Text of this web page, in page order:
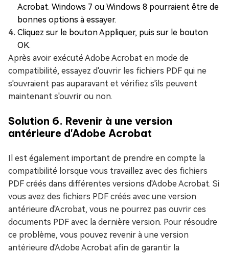
Acrobat. Windows 7 ou Windows 8 pourraient être de
bonnes options à essayer.
Cliquez sur le bouton Appliquer, puis sur le bouton
OK.
Après avoir exécuté Adobe Acrobat en mode de
compatibilité, essayez d'ouvrir les fichiers PDF qui ne
s'ouvraient pas auparavant et vérifiez s'ils peuvent
maintenant s'ouvrir ou non.
Solution 6. Revenir à une version
antérieure d'Adobe Acrobat
Il est également important de prendre en compte la
compatibilité lorsque vous travaillez avec des fichiers
PDF créés dans différentes versions d'Adobe Acrobat. Si
vous avez des fichiers PDF créés avec une version
antérieure d'Acrobat, vous ne pourrez pas ouvrir ces
documents PDF avec la dernière version. Pour résoudre
ce problème, vous pouvez revenir à une version
antérieure d'Adobe Acrobat afin de garantir la